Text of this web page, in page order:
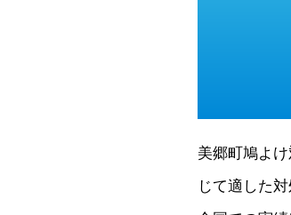
美郷町鳩よ
じて適した